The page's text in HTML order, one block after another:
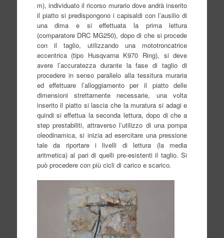
m), individuato il ricorso murario dove andrà inserito
il piatto si predispongono i capisaldi con l’ausilio di
una dima e si effettuata la prima lettura
(comparatore DRC MG250), dopo di che si procede
con il taglio, utilizzando una mototroncatrice
eccentrica (tipo Husqvarna K970 Ring), si deve
avere l’accuratezza durante la fase di taglio di
procedere in senso parallelo alla tessitura muraria
ed effettuare l’alloggiamento per il piatto delle
dimensioni strettamente necessarie, una volta
inserito il piatto si lascia che la muratura si adagi e
quindi si effettua la seconda lettura, dopo di che a
step prestabiliti, attraverso l’utilizzo di una pompa
oleodinamica, si inizia ad esercitare una pressione
tale da riportare i livelli di lettura (la media
aritmetica) al pari di quelli pre-esistenti il taglio. Si
può procedere con più cicli di carico e scarico.